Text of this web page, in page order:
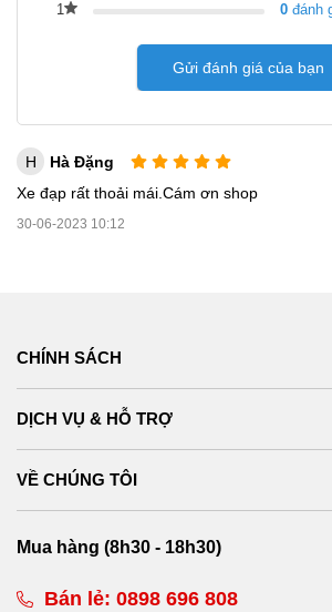
1
0 đánh
Gửi đánh giá của bạn
H
Hà Đặng
Xe đạp rất thoải mái.Cám ơn shop
30-06-2023 10:12
CHÍNH SÁCH
DỊCH VỤ & HỖ TRỢ
VỀ CHÚNG TÔI
Mua hàng (8h30 - 18h30)
Bán lẻ: 0898 696 808